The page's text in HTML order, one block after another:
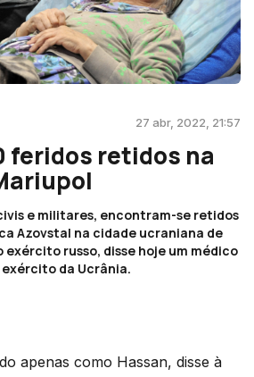
27 abr, 2022, 21:57
feridos retidos na
e militares, encontram-se retidos
Azovstal na cidade ucraniana de
exército russo, disse hoje um médico
da Ucrânia.
apenas como Hassan, disse à